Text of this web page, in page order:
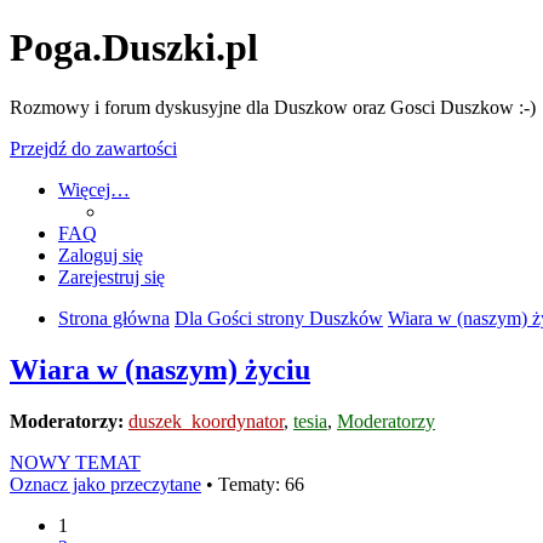
Poga.Duszki.pl
Rozmowy i forum dyskusyjne dla Duszkow oraz Gosci Duszkow :-)
Przejdź do zawartości
Więcej…
FAQ
Zaloguj się
Zarejestruj się
Strona główna Dla Gości strony Duszków Wiara w (naszym)
Wiara w (naszym) życiu
Moderatorzy: duszek_koordynator, tesia, Moderatorzy
NOWY TEMAT
Oznacz jako przeczytane • Tematy: 66
1